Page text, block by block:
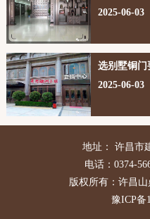
2025-06-03
选别墅铜门
2025-06-03
地址： 许昌市
电话：0374-
版权所有：许昌
豫ICP备